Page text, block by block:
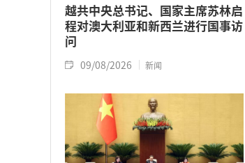
越共中央总书记、国家主席苏林启
程对澳大利亚和新西兰进行国事访
问
09/08/2026 新闻